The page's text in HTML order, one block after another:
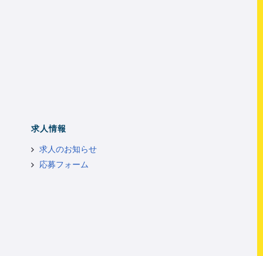
求人情報
求人のお知らせ
応募フォーム